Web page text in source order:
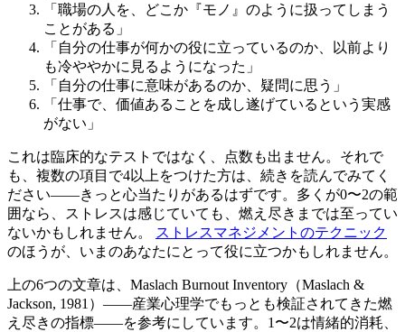
「職場の人を、どこか『モノ』のように扱ってしまう
ことがある」
「自分の仕事が何かの役に立っているのか、以前より
も冷ややかに見るようになった」
「自分の仕事に意味があるのか、疑問に思う」
「仕事で、価値あることを成し遂げているという実感
がない」
これは臨床的なテストではなく、点数も出ません。それで
も、複数の項目で4以上をつけた方は、続きを読んでみてく
ださい——きっと心当たりがあるはずです。多くが0〜2の範
囲なら、ストレスは感じていても、燃え尽きまでは至ってい
ないかもしれません。
ストレスマネジメントのテクニック
のほうが、いまのあなたにとって役に立つかもしれません。
上の6つの文章は、Maslach Burnout Inventory（Maslach &
Jackson, 1981）——産業心理学でもっとも検証されてきた燃
え尽きの指標——を参考にしています。1〜2は情緒的消耗、